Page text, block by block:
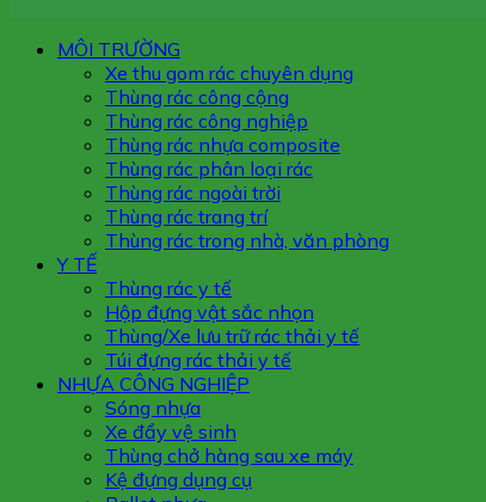
MÔI TRƯỜNG
Xe thu gom rác chuyên dụng
Thùng rác công cộng
Thùng rác công nghiệp
Thùng rác nhựa composite
Thùng rác phân loại rác
Thùng rác ngoài trời
Thùng rác trang trí
Thùng rác trong nhà, văn phòng
Y TẾ
Thùng rác y tế
Hộp đựng vật sắc nhọn
Thùng/Xe lưu trữ rác thải y tế
Túi đựng rác thải y tế
NHỰA CÔNG NGHIỆP
Sóng nhựa
Xe đẩy vệ sinh
Thùng chở hàng sau xe máy
Kệ đựng dụng cụ